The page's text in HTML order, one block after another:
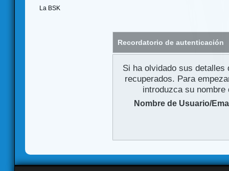
La BSK
Recordatorio de autenticación
Si ha olvidado sus
recuperados. Para
introduzca su
Nombre de Usuario/